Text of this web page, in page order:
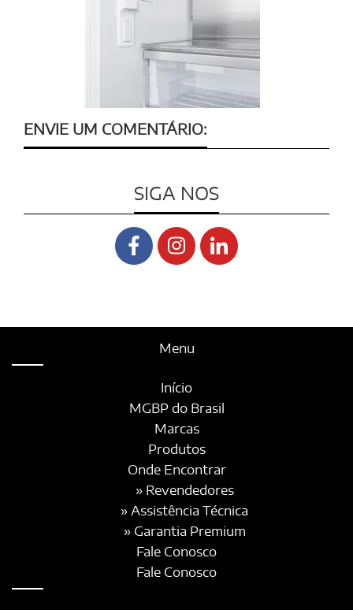
ENVIE UM COMENTÁRIO:
SIGA NOS
Menu
Início
MGBP do Brasil
Marcas
Produtos
Onde Encontrar
» Revendedores
» Assistência Técnica
» Garantia Premium
Fale Conosco
Fale Conosco